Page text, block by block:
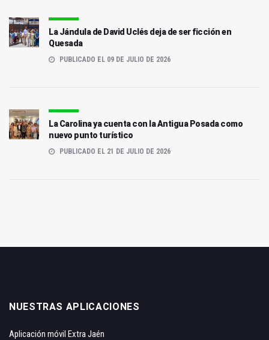
La Jándula de David Uclés deja de ser ficción en
Quesada
PUBLICADO EL 09 DE JULIO DE 2026
La Carolina ya cuenta con la Antigua Posada como
nuevo punto turístico
PUBLICADO EL 21 DE JULIO DE 2026
NUESTRAS APLICACIONES
Aplicación móvil Extra Jaén